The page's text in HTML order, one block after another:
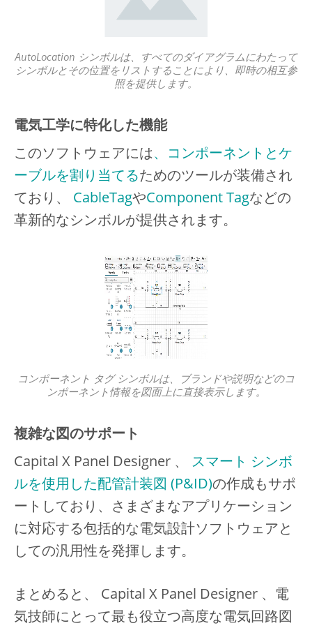
AutoLocation シンボルは、すべてのダイアグラムにわたって
シンボルとその位置をリストすることにより、即時の相互参
照を提供します。
電気工学に特化した機能
このソフトウェアには、コンポーネントとケ
ーブルを割り当てるためのツールが装備され
ており、 CableTagやComponent Tagなどの
革新的なシンボルが提供されます。
コンポーネント タグ シンボルは、ブランドや説明などのコ
ンポーネント情報を図面上に直接表示します。
複雑な図のサポート
Capital X Panel Designer 、 スマート シンボ
ルを使用した配管計装図 (P&ID)の作成もサポ
ートしており、さまざまなアプリケーション
に対応する包括的な電気設計ソフトウェアと
しての汎用性を発揮します。
まとめると、 Capital X Panel Designer 、電
気技師にとって最も役立つ高度な電気回路図